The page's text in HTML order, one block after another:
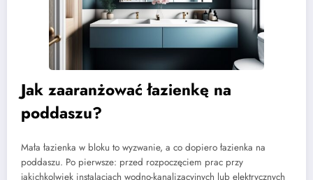
Jak zaaranżować łazienkę na
poddaszu?
Mała łazienka w bloku to wyzwanie, a co dopiero łazienka na
poddaszu. Po pierwsze: przed rozpoczęciem prac przy
jakichkolwiek instalacjach wodno-kanalizacyjnych lub elektrycznych